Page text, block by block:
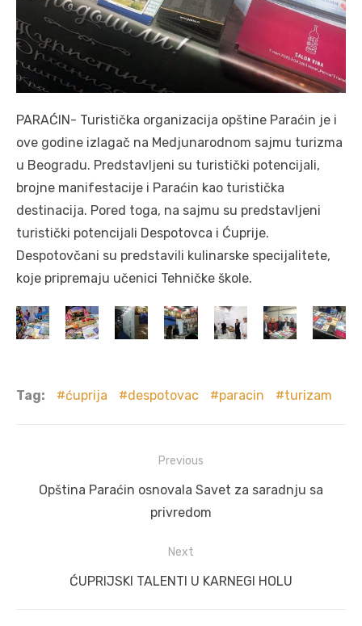
PARAĆIN- Turistička organizacija opštine Paraćin je i
ove godine izlagač na Medjunarodnom sajmu turizma
u Beogradu. Predstavljeni su turistički potencijali,
brojne manifestacije i Paraćin kao turistička
destinacija. Pored toga, na sajmu su predstavljeni
turistički potencijali Despotovca i Ćuprije.
Despotovčani su predstavili kulinarske specijalitete,
koje pripremaju učenici Tehničke škole.
Tag: ćuprija despotovac paracin turizam
navigation
Previous
Previous
Opština Paraćin osnovala Savet za saradnju sa
privredom
Next
Next
ĆUPRIJSKI TALENTI U KARNEGI HOLU